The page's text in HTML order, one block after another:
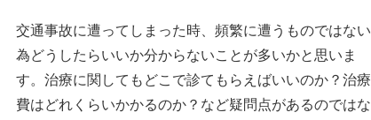
交通事故に遭ってしまった時、頻繁に遭うものではない
為どうしたらいいか分からないことが多いかと思いま
す。治療に関してもどこで診てもらえばいいのか？治療
費はどれくらいかかるのか？など疑問点があるのではな